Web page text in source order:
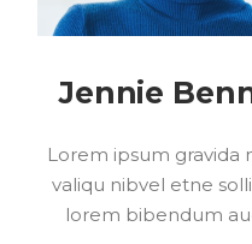
Jennie
Lorem ipsum gravida
valiqu nibvel etne
lorem bibendum